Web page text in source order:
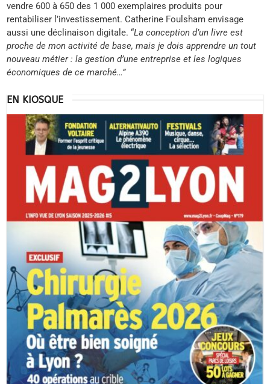
vendre 600 à 650 des 1 000 exemplaires produits pour
rentabiliser l’investissement. Catherine Foulsham envisage
aussi une déclinaison digitale. “La conception d’un livre est
proche de mon activité de base, mais je dois apprendre un tout
nouveau métier : la gestion d’une entreprise et les logiques
économiques de ce marché…”
EN KIOSQUE